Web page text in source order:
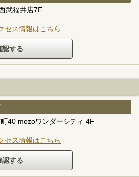
武福井店7F
セス情報はこちら
40 mozoワンダーシティ 4F
セス情報はこちら